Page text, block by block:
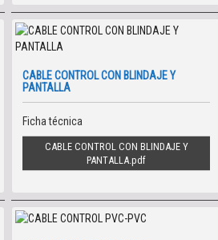
CABLE CONTROL CON BLINDAJE Y
PANTALLA
Ficha técnica
CABLE CONTROL CON BLINDAJE Y
PANTALLA